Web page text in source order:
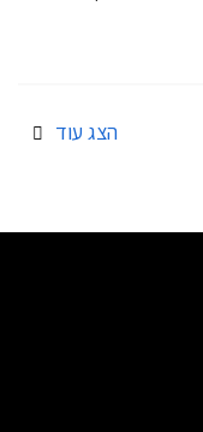
הצג עוד